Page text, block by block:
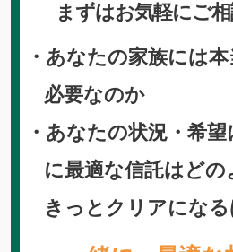
まずはお気軽にご相
・あなたの家族には
必要なのか
・あなたの状況・希
に最適な信託はど
きっとクリアになる